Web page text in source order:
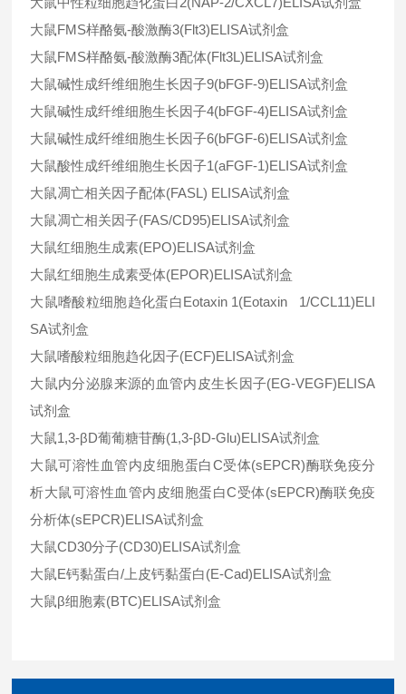
大鼠FMS样酪氨-酸激酶3(Flt3)ELISA试剂盒
大鼠FMS样酪氨-酸激酶3配体(Flt3L)ELISA试剂盒
大鼠碱性成纤维细胞生长因子9(bFGF-9)ELISA试剂盒
大鼠碱性成纤维细胞生长因子4(bFGF-4)ELISA试剂盒
大鼠碱性成纤维细胞生长因子6(bFGF-6)ELISA试剂盒
大鼠酸性成纤维细胞生长因子1(aFGF-1)ELISA试剂盒
大鼠凋亡相关因子配体(FASL) ELISA试剂盒
大鼠凋亡相关因子(FAS/CD95)ELISA试剂盒
大鼠红细胞生成素(EPO)ELISA试剂盒
大鼠红细胞生成素受体(EPOR)ELISA试剂盒
大鼠嗜酸粒细胞趋化蛋白Eotaxin 1(Eotaxin 1/CCL11)ELI
SA试剂盒
大鼠嗜酸粒细胞趋化因子(ECF)ELISA试剂盒
大鼠内分泌腺来源的血管内皮生长因子(EG-VEGF)ELISA
试剂盒
大鼠1,3-βD葡葡糖苷酶(1,3-βD-Glu)ELISA试剂盒
大鼠可溶性血管内皮细胞蛋白C受体(sEPCR)酶联免疫分
析大鼠可溶性血管内皮细胞蛋白C受体(sEPCR)酶联免疫
分析体(sEPCR)ELISA试剂盒
大鼠CD30分子(CD30)ELISA试剂盒
大鼠E钙黏蛋白/上皮钙黏蛋白(E-Cad)ELISA试剂盒
大鼠β细胞素(BTC)ELISA试剂盒